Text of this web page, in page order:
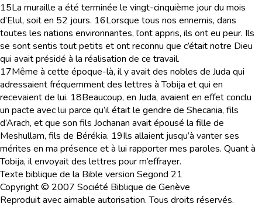
15La muraille a été terminée le vingt-cinquième jour du mois
d’Elul, soit en 52 jours. 16Lorsque tous nos ennemis, dans
toutes les nations environnantes, l’ont appris, ils ont eu peur. Ils
se sont sentis tout petits et ont reconnu que c’était notre Dieu
qui avait présidé à la réalisation de ce travail.
17Même à cette époque-là, il y avait des nobles de Juda qui
adressaient fréquemment des lettres à Tobija et qui en
recevaient de lui. 18Beaucoup, en Juda, avaient en effet conclu
un pacte avec lui parce qu’il était le gendre de Shecania, fils
d’Arach, et que son fils Jochanan avait épousé la fille de
Meshullam, fils de Bérékia. 19Ils allaient jusqu’à vanter ses
mérites en ma présence et à lui rapporter mes paroles. Quant à
Tobija, il envoyait des lettres pour m’effrayer.
Texte biblique de la Bible version Segond 21
Copyright © 2007 Société Biblique de Genève
Reproduit avec aimable autorisation. Tous droits réservés.